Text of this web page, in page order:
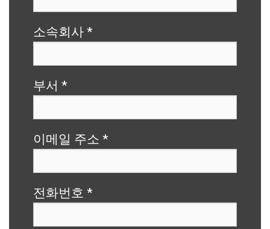
소속회사 *
부서 *
이메일 주소 *
전화번호 *